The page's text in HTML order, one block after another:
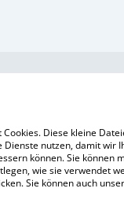
Cookie-
Produkte
Diese kleine
Dienste nutzen, damit wir
können. Sie können
wie sie verwendet
Sie können auch